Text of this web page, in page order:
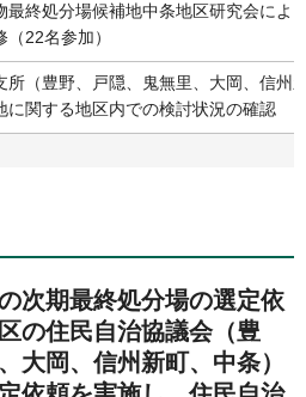
最終処分場候補地中条地区研究会によ
（22名参加）
所（豊野、戸隠、鬼無里、大岡、信州
に関する地区内での検討状況の確認
次期最終処分場の選定依
の住民自治協議会（豊
大岡、信州新町、中条）